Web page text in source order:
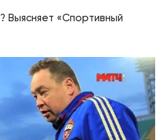
«Спортивный